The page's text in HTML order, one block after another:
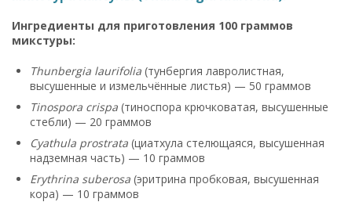
Ингредиенты для приготовления 100 граммов
микстуры:
Thunbergia laurifolia (тунбергия лавролистная,
высушенные и измельчённые листья) — 50 граммов
Tinospora crispa (тиноспора крючковатая, высушенные
стебли) — 20 граммов
Cyathula prostrata (циатхула стелющаяся, высушенная
надземная часть) — 10 граммов
Erythrina suberosa (эритрина пробковая, высушенная
кора) — 10 граммов